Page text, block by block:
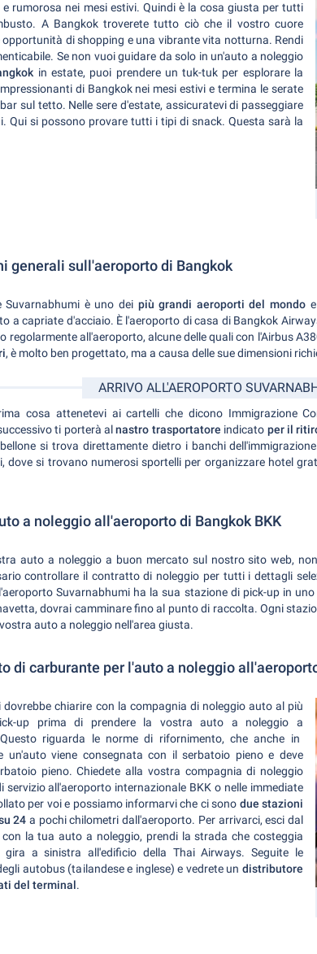
rumorosa nei mesi estivi. Quindi è la cosa giusta per tutti
A Bangkok troverete tutto ciò che il vostro cuore
di shopping e una vibrante vita notturna. Rendi
Se non vuoi guidare da solo in un'auto a noleggio
in estate, puoi prendere un tuk-tuk per esplorare la
di Bangkok nei mesi estivi e termina le serate
sul tetto. Nelle sere d'estate, assicuratevi di passeggiare
Qui si possono provare tutti i tipi di snack. Questa sarà la
generali sull'aeroporto di Bangkok
Suvarnabhumi è uno dei più grandi aeroporti del mondo
a capriate d'acciaio. È l'aeroporto di casa di Bangkok
regolarmente all'aeroporto, alcune delle quali con l'Airbus
, è molto ben progettato, ma a causa delle sue dimensioni
ARRIVO ALL'AEROPORTO
cosa attenetevi ai cartelli che dicono Immigrazione
ti porterà alnastro trasportatore indicato per il
si trova direttamente dietro i banchi
dove si trovano numerosi sportelli per organizzare hotel
a noleggio all'aeroporto di Bangkok BKK
auto a noleggio a buon mercato sul nostro sito web,
controllare il contratto di noleggio per tutti i dettagli
Suvarnabhumi ha la sua stazione di pick-up in
dovrai camminare fino al punto di raccolta. Ogni
auto a noleggio nell'area giusta.
di carburante per l'auto a noleggio
chiarire con la compagnia di noleggio auto al più
up prima di prendere la vostra auto a noleggio a
riguarda le norme di rifornimento, che anche in
un'auto viene consegnata con il serbatoio pieno e deve
pieno. Chiedete alla vostra compagnia di noleggio
servizio all'aeroporto internazionale BKK o nelle immediate
per voi e possiamo informarvi che ci sono due stazioni
24 a pochi chilometri dall'aeroporto. Per arrivarci, esci dal
la tua auto a noleggio, prendi la strada che costeggia
a sinistra all'edificio della Thai Airways. Seguite le
autobus (tailandese e inglese) e vedrete un distributore
del terminal.